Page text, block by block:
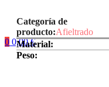
0 0,00€
Categoría de
producto:Afieltrado
Material:
Peso: